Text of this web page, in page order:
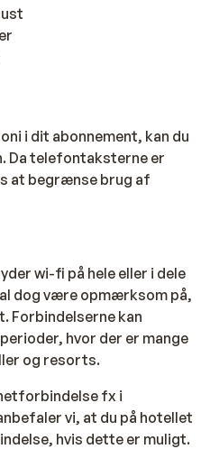
i dit abonnement, kan du
Da telefontaksterne er
at begrænse brug af
wi-fi på hele eller i dele
dog være opmærksom på,
Forbindelserne kan
hvor der er mange
og resorts.
fx i
vi, at du på hotellet
hvis dette er muligt.